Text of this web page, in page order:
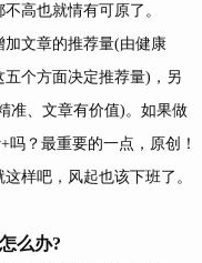
高也就情有可原了。
文章的推荐量(由健康
个方面决定推荐量)，另
准、文章有价值)。如果做
？最重要的一点，原创！
样吧，风起也该下班了。
么办?